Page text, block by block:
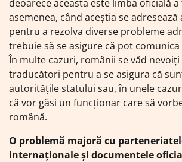
deoarece aceasta este limba oficială
asemenea, când aceștia se
pentru a rezolva diverse probleme
trebuie să se asigure că pot
În multe cazuri, românii se văd nevoiți
traducători pentru a se asigura că
autoritățile statului sau, în unele
că vor găsi un funcționar care să
română.
O problemă majoră cu
internaționale și documentele